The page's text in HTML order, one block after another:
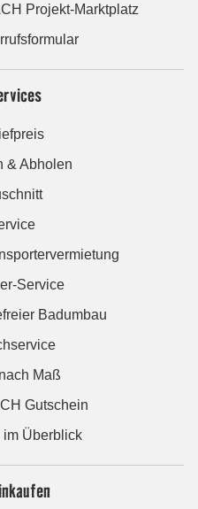
Projekt-Marktplatz
& Abholen
Service
Badumbau
Maß
Gutschein
Überblick